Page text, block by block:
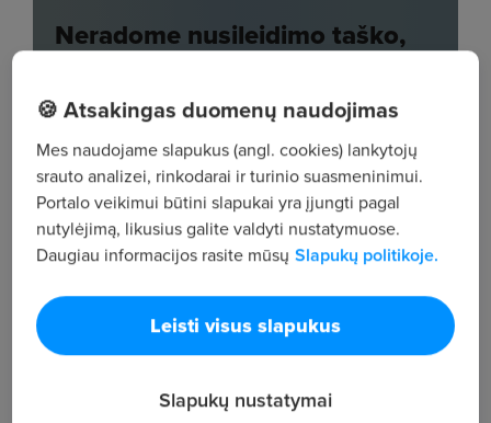
🍪 Atsakingas duomenų naudojimas
Mes naudojame slapukus (angl. cookies) lankytojų
srauto analizei, rinkodarai ir turinio suasmeninimui.
Portalo veikimui būtini slapukai yra įjungti pagal
nutylėjimą, likusius galite valdyti nustatymuose.
Daugiau informacijos rasite mūsų Slapukų politikoje.
Leisti visus slapukus
Slapukų nustatymai